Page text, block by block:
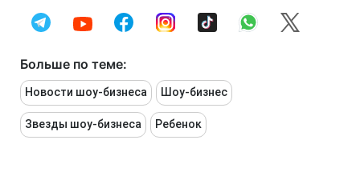
Больше по теме:
Новости шоу-бизнеса Шоу-бизнес
Звезды шоу-бизнеса Ребенок